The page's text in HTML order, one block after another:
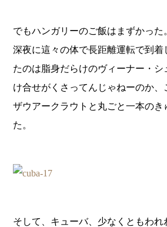
でもハンガリーのご飯はまずかった
深夜に這々の体で長距離運転で到
たのは脂身だらけのヴィーナー・
け合せがくさってんじゃねーのか、
ザウアークラウトと丸ごと一本のき
た。
そして、キューバ、少なくともわれ